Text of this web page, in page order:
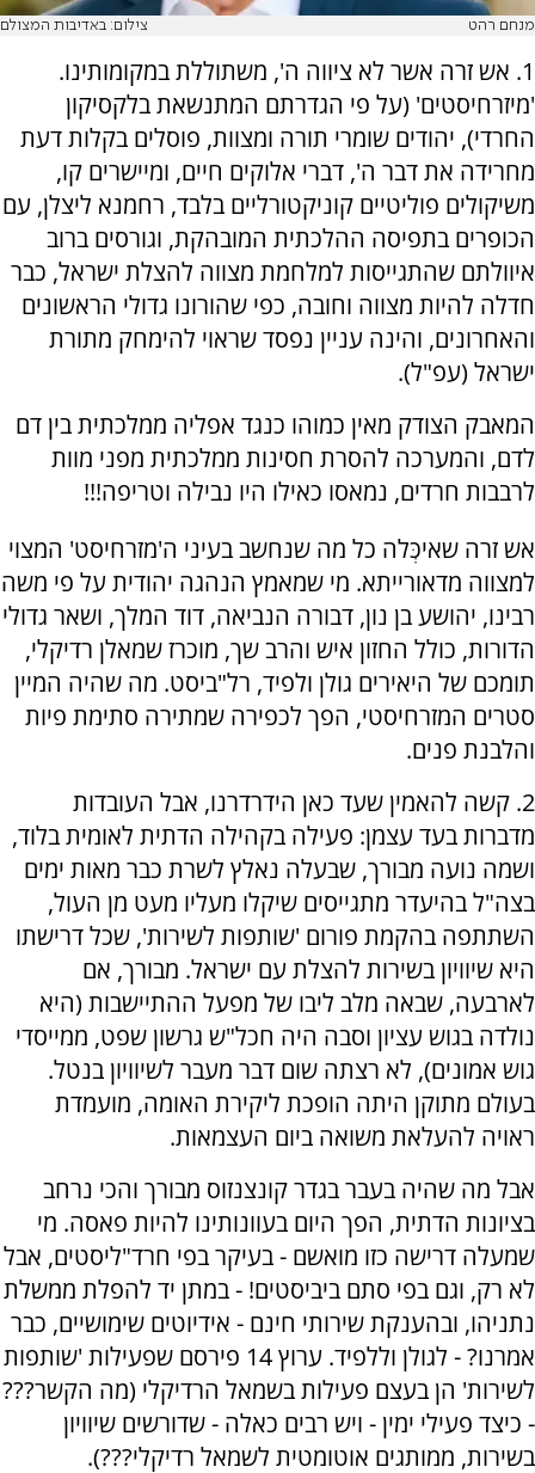
מנחם רהט צילום: באדיבות המצולם
1. אש זרה אשר לא ציווה ה', משתוללת במקומותינו.
'מיזרחיסטים' (על פי הגדרתם המתנשאת בלקסיקון
החרדי), יהודים שומרי תורה ומצוות, פוסלים בקלות דעת
מחרידה את דבר ה', דברי אלוקים חיים, ומיישרים קו,
משיקולים פוליטיים קוניקטורליים בלבד, רחמנא ליצלן, עם
הכופרים בתפיסה ההלכתית המובהקת, וגורסים ברוב
איוולתם שהתגייסות למלחמת מצווה להצלת ישראל, כבר
חדלה להיות מצווה וחובה, כפי שהורונו גדולי הראשונים
והאחרונים, והינה עניין נפסד שראוי להימחק מתורת
ישראל (עפ"ל).
המאבק הצודק מאין כמוהו כנגד אפליה ממלכתית בין דם
לדם, והמערכה להסרת חסינות ממלכתית מפני מוות
לרבבות חרדים, נמאסו כאילו היו נבילה וטריפה!!!
אש זרה שאיכְּלה כל מה שנחשב בעיני ה'מזרחיסט' המצוי
למצווה מדאורייתא. מי שמאמץ הנהגה יהודית על פי משה
רבינו, יהושע בן נון, דבורה הנביאה, דוד המלך, ושאר גדולי
הדורות, כולל החזון איש והרב שך, מוכרז שמאלן רדיקלי,
תומכם של היאירים גולן ולפיד, רל"ביסט. מה שהיה המיין
סטרים המזרחיסטי, הפך לכפירה שמתירה סתימת פיות
והלבנת פנים.
2. קשה להאמין שעד כאן הידרדרנו, אבל העובדות
מדברות בעד עצמן: פעילה בקהילה הדתית לאומית בלוד,
ושמה נועה מבורך, שבעלה נאלץ לשרת כבר מאות ימים
בצה"ל בהיעדר מתגייסים שיקלו מעליו מעט מן העול,
השתתפה בהקמת פורום 'שותפות לשירות', שכל דרישתו
היא שיוויון בשירות להצלת עם ישראל. מבורך, אם
לארבעה, שבאה מלב ליבו של מפעל ההתיישבות (היא
נולדה בגוש עציון וסבה היה חכל"ש גרשון שפט, ממייסדי
גוש אמונים), לא רצתה שום דבר מעבר לשיוויון בנטל.
בעולם מתוקן היתה הופכת ליקירת האומה, מועמדת
ראויה להעלאת משואה ביום העצמאות.
אבל מה שהיה בעבר בגדר קונצנזוס מבורך והכי נרחב
בציונות הדתית, הפך היום בעוונותינו להיות פאסה. מי
שמעלה דרישה כזו מואשם - בעיקר בפי חרד"ליסטים, אבל
לא רק, וגם בפי סתם ביביסטים! - במתן יד להפלת ממשלת
נתניהו, ובהענקת שירותי חינם - אידיוטים שימושיים, כבר
אמרנו? - לגולן וללפיד. ערוץ 14 פירסם שפעילות 'שותפות
לשירות' הן בעצם פעילות בשמאל הרדיקלי (מה הקשר???
- כיצד פעילי ימין - ויש רבים כאלה - שדורשים שיוויון
בשירות, ממותגים אוטומטית לשמאל רדיקלי???).